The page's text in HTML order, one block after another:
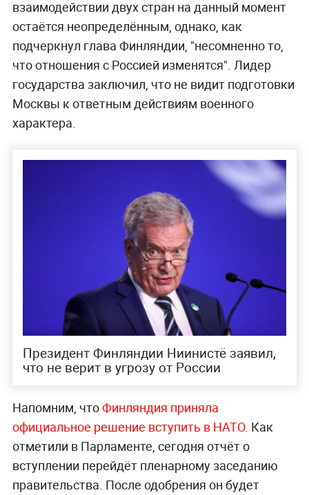
взаимодействии двух стран на данный момент
остаётся неопределённым, однако, как
подчеркнул глава Финляндии, "несомненно то,
что отношения с Россией изменятся". Лидер
государства заключил, что не видит подготовки
Москвы к ответным действиям военного
характера.
Президент Финляндии Ниинистё заявил,
что не верит в угрозу от России
Напомним, чтоФинляндия приняла
официальное решение вступить в НАТО. Как
отметили в Парламенте, сегодня отчёт о
вступлении перейдёт пленарному заседанию
правительства. После одобрения он будет